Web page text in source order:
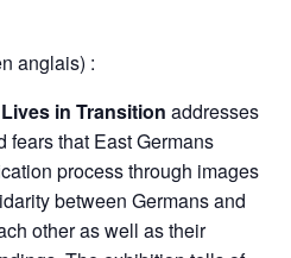
anglais) :
in Transition addresses
fears that East Germans
process through images
between Germans and
other as well as their